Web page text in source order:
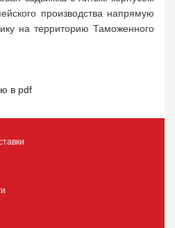
производства напрямую
на территорию Таможенного
в pdf